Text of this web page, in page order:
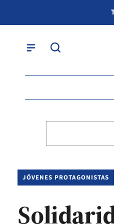
JÓVENES PROTAGONISTAS